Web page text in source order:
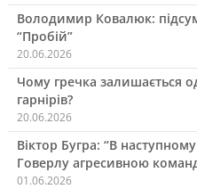
Володимир Ковалюк:
“Пробій”
20.06.2026
Чому гречка залишається
гарнірів?
20.06.2026
Віктор Бугра: “В
Говерлу агресивною
01.06.2026